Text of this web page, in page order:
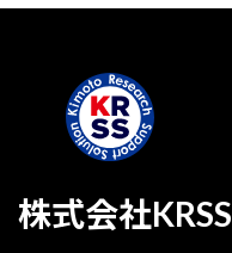
株式会社KRSS